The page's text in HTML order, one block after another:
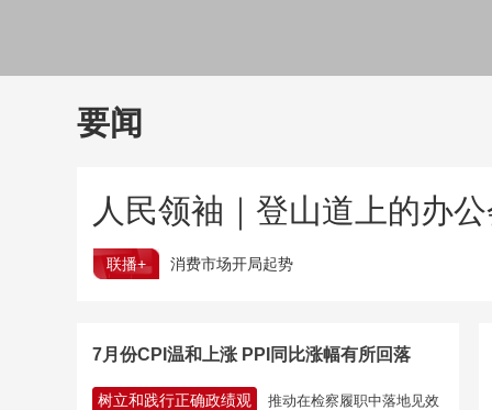
要闻
人民领袖｜登山道上的办
联播+ 消费市场开局起势
7月份CPI温和上涨 PPI同比涨幅有所回落
树立和践行正确政绩观 推动在检察履职中落地见效